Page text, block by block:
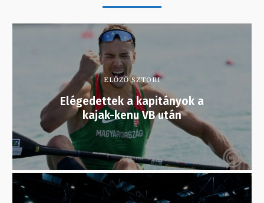
ELŐZŐ SZTORI
Elégedettek a kapitányok a
kajak-kenu VB után